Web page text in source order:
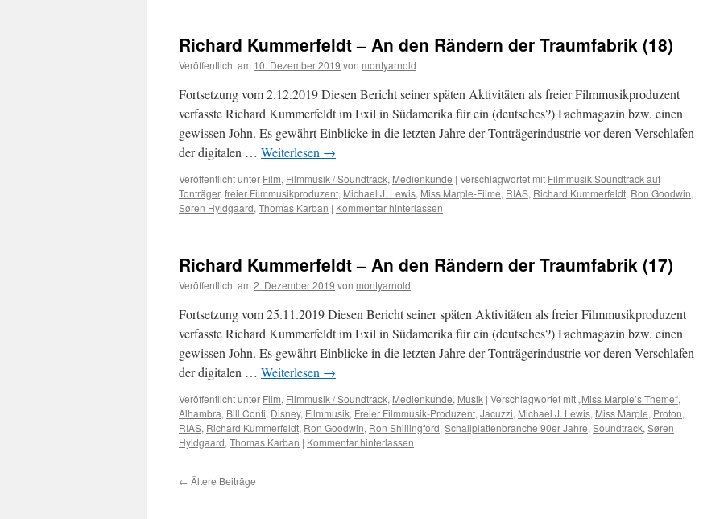
Richard Kummerfeldt – An den Rändern der Traumfabrik (18)
Veröffentlicht am 10. Dezember 2019 von montyarnold
Fortsetzung vom 2.12.2019 Diesen Bericht seiner späten Aktivitäten als freier Filmmusikproduzent
verfasste Richard Kummerfeldt im Exil in Südamerika für ein (deutsches?) Fachmagazin bzw. einen
gewissen John. Es gewährt Einblicke in die letzten Jahre der Tonträgerindustrie vor deren Verschlafen
der digitalen … Weiterlesen →
Veröffentlicht unter Film, Filmmusik / Soundtrack, Medienkunde | Verschlagwortet mit Filmmusik Soundtrack auf
Tonträger, freier Filmmusikproduzent, Michael J. Lewis, Miss Marple-Filme, RIAS, Richard Kummerfeldt, Ron Goodwin,
Søren Hyldgaard, Thomas Karban | Kommentar hinterlassen
Richard Kummerfeldt – An den Rändern der Traumfabrik (17)
Veröffentlicht am 2. Dezember 2019 von montyarnold
Fortsetzung vom 25.11.2019 Diesen Bericht seiner späten Aktivitäten als freier Filmmusikproduzent
verfasste Richard Kummerfeldt im Exil in Südamerika für ein (deutsches?) Fachmagazin bzw. einen
gewissen John. Es gewährt Einblicke in die letzten Jahre der Tonträgerindustrie vor deren Verschlafen
der digitalen … Weiterlesen →
Veröffentlicht unter Film, Filmmusik / Soundtrack, Medienkunde, Musik | Verschlagwortet mit „Miss Marple’s Theme“,
Alhambra, Bill Conti, Disney, Filmmusik, Freier Filmmusik-Produzent, Jacuzzi, Michael J. Lewis, Miss Marple, Proton,
RIAS, Richard Kummerfeldt, Ron Goodwin, Ron Shillingford, Schallplattenbranche 90er Jahre, Soundtrack, Søren
Hyldgaard, Thomas Karban | Kommentar hinterlassen
← Ältere Beiträge